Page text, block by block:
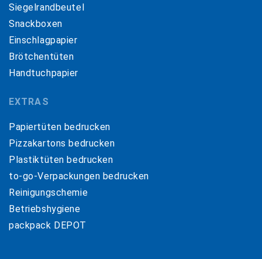
Siegelrandbeutel
Snackboxen
Einschlagpapier
Brötchentüten
Handtuchpapier
EXTRAS
Papiertüten bedrucken
Pizzakartons bedrucken
Plastiktüten bedrucken
to-go-Verpackungen bedrucken
Reinigungschemie
Betriebshygiene
packpack DEPOT